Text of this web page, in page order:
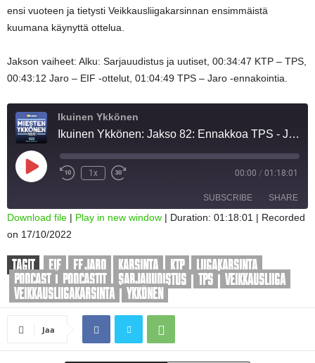
ensi vuoteen ja tietysti Veikkausliigakarsinnan ensimmäistä
kuumana käynyttä ottelua.
Jakson vaiheet: Alku: Sarjauudistus ja uutiset, 00:34:47 KTP – TPS,
00:43:12 Jaro – EIF -ottelut, 01:04:49 TPS – Jaro -ennakointia.
Ikuinen Ykkönen
Ikuinen Ykkönen: Jakso 82: Ennakkoa TPS - Jaro -peliin: "Jarolla ei ole Turussa varaa passiivisuuteen"
Play
Episode
1x 00:00 / 01:18:01
SUBSCRIBE SHARE
SHARE
LINK
Download file | Play in new window | Duration: 01:18:01 | Recorded
on 17/10/2022
TAGIT EIF FF JARO KARSINTA KTP
LIIGAKARSINTA
PODCAST
PODCASTIT SARJAUUDISTUS TPS
VEIKKAUSLIIGA
VEIKKAUSLIIGAKARSINTA
YKKÖNEN
Jaa